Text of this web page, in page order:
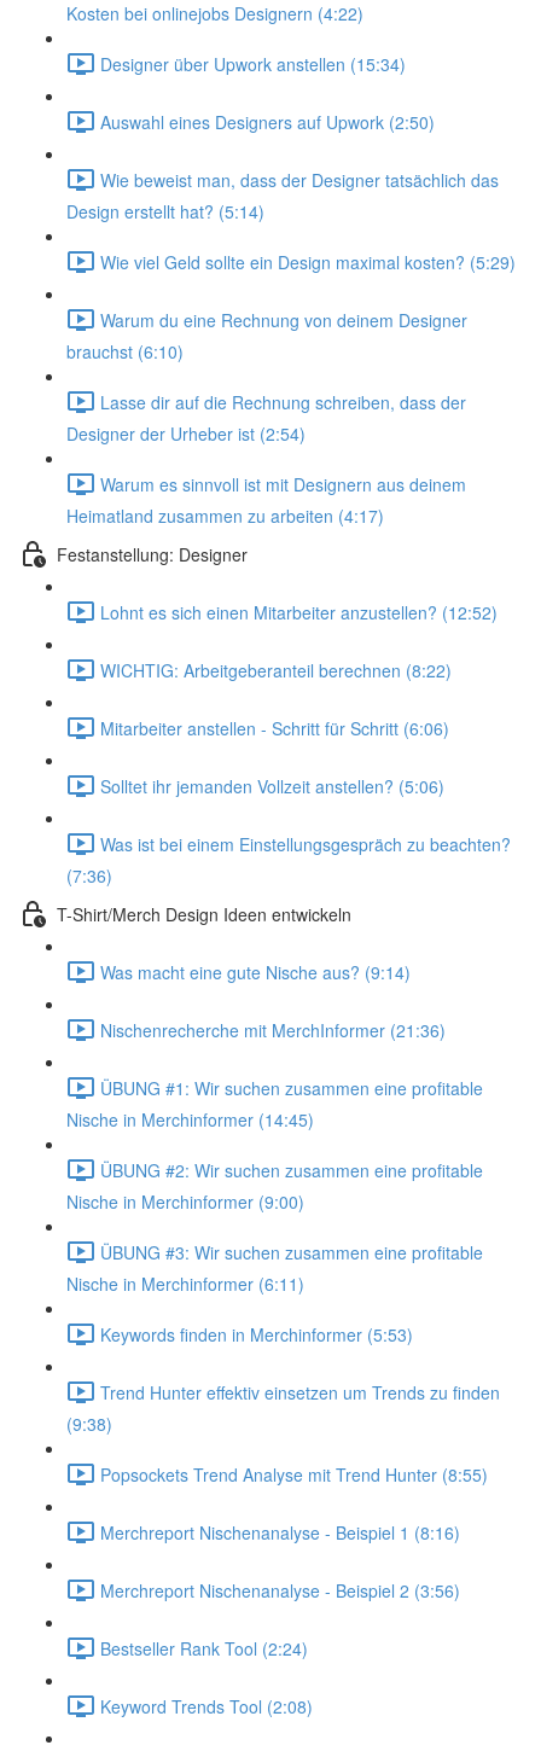
Kosten bei onlinejobs Designern (4:22)
Designer über Upwork anstellen (15:34)
Auswahl eines Designers auf Upwork (2:50)
Wie beweist man, dass der Designer tatsächlich das
Design erstellt hat? (5:14)
Wie viel Geld sollte ein Design maximal kosten? (5:29)
Warum du eine Rechnung von deinem Designer
brauchst (6:10)
Lasse dir auf die Rechnung schreiben, dass der
Designer der Urheber ist (2:54)
Warum es sinnvoll ist mit Designern aus deinem
Heimatland zusammen zu arbeiten (4:17)
Festanstellung: Designer
Lohnt es sich einen Mitarbeiter anzustellen? (12:52)
WICHTIG: Arbeitgeberanteil berechnen (8:22)
Mitarbeiter anstellen - Schritt für Schritt (6:06)
Solltet ihr jemanden Vollzeit anstellen? (5:06)
Was ist bei einem Einstellungsgespräch zu beachten?
(7:36)
T-Shirt/Merch Design Ideen entwickeln
Was macht eine gute Nische aus? (9:14)
Nischenrecherche mit MerchInformer (21:36)
ÜBUNG #1: Wir suchen zusammen eine profitable
Nische in Merchinformer (14:45)
ÜBUNG #2: Wir suchen zusammen eine profitable
Nische in Merchinformer (9:00)
ÜBUNG #3: Wir suchen zusammen eine profitable
Nische in Merchinformer (6:11)
Keywords finden in Merchinformer (5:53)
Trend Hunter effektiv einsetzen um Trends zu finden
(9:38)
Popsockets Trend Analyse mit Trend Hunter (8:55)
Merchreport Nischenanalyse - Beispiel 1 (8:16)
Merchreport Nischenanalyse - Beispiel 2 (3:56)
Bestseller Rank Tool (2:24)
Keyword Trends Tool (2:08)